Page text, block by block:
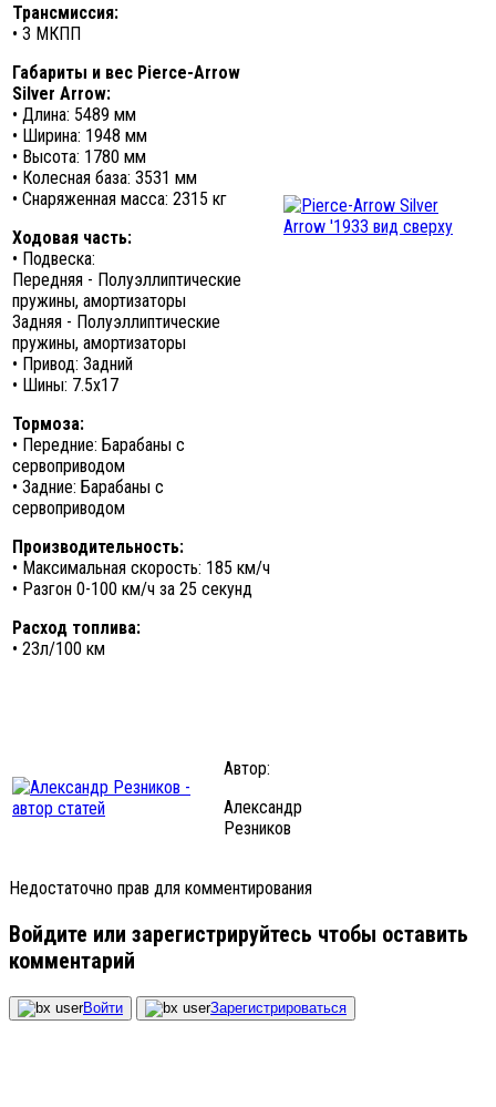
Трансмиссия:
• 3 МКПП
Габариты и вес Pierce-Arrow
Silver Arrow:
• Длина: 5489 мм
• Ширина: 1948 мм
• Высота: 1780 мм
• Колесная база: 3531 мм
• Снаряженная масса: 2315 кг
Ходовая часть:
• Подвеска:
Передняя - Полуэллиптические
пружины, амортизаторы
Задняя - Полуэллиптические
пружины, амортизаторы
• Привод: Задний
• Шины: 7.5x17
Тормоза:
• Передние: Барабаны с
сервоприводом
• Задние: Барабаны с
сервоприводом
Производительность:
• Максимальная скорость: 185 км/ч
• Разгон 0-100 км/ч за 25 секунд
Расход топлива:
• 23л/100 км
Автор:
Александр
Резников
Недостаточно прав для комментирования
Войдите или зарегистрируйтесь чтобы оставить
комментарий
Войти Зарегистрироваться